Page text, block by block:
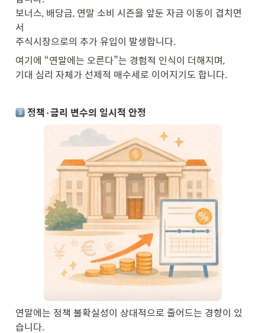
보너스, 배당금, 연말 소비 시즌을 앞둔 자금 이동이 겹치면
서
주식시장으로의 추가 유입이 발생합니다.
여기에 “연말에는 오른다”는 경험적 인식이 더해지며,
기대 심리 자체가 선제적 매수세로 이어지기도 합니다.
정책·금리 변수의 일시적 안정
연말에는 정책 불확실성이 상대적으로 줄어드는 경향이 있